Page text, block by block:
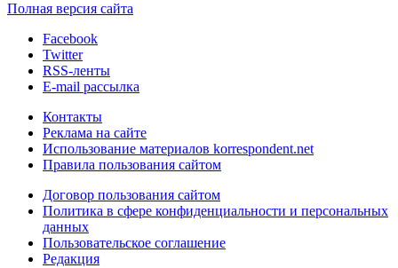
Полная версия сайта
Facebook
Twitter
RSS-ленты
E-mail рассылка
Контакты
Реклама на сайте
Использование материалов korrespondent.net
Правила пользования сайтом
Договор пользования сайтом
Политика в сфере конфиденциальности и персональных
данных
Пользовательское соглашение
Редакция